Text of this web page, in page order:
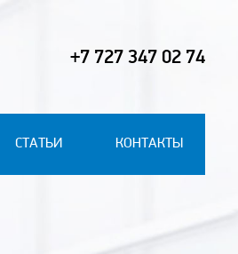
+7 727 347 02 74
СТАТЬИ КОНТАКТЫ